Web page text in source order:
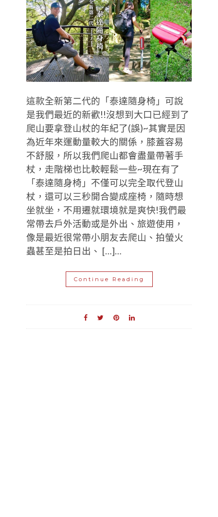
這款全新第二代的「泰達隨身椅」可說
是我們最近的新歡!!沒想到大口已經到了
爬山要拿登山杖的年紀了(誤)~其實是因
為近年來運動量較大的關係，膝蓋容易
不舒服，所以我們爬山都會盡量帶著手
杖，走階梯也比較輕鬆一些~現在有了
「泰達隨身椅」不僅可以完全取代登山
杖，還可以三秒開合變成座椅，隨時想
坐就坐，不用遷就環境就是爽快!我們最
常帶去戶外活動或是外出、旅遊使用，
像是最近很常帶小朋友去爬山、拍螢火
蟲甚至是拍日出、 […]…
Continue Reading